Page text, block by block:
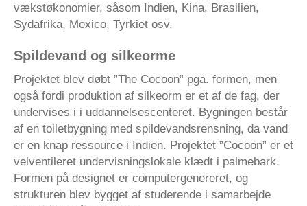
vækstøkonomier, såsom Indien, Kina, Brasilien,
Sydafrika, Mexico, Tyrkiet osv.
Spildevand og silkeorme
Projektet blev døbt ”The Cocoon” pga. formen, men
også fordi produktion af silkeorm er et af de fag, der
undervises i i uddannelsescenteret. Bygningen består
af en toiletbygning med spildevandsrensning, da vand
er en knap ressource i Indien. Projektet ”Cocoon” er et
velventileret undervisningslokale klædt i palmebark.
Formen på designet er computergenereret, og
strukturen blev bygget af studerende i samarbejde